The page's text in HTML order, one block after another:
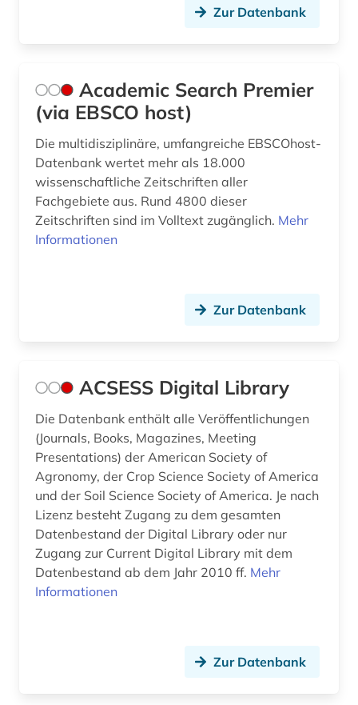
bodenschutz (6)
bodenschutzrecht (1)
bodenverschmutzung (1)
bodenökologie (1)
botanik (2)
bücher (1)
cd-rom (1)
chemie (51)
chemikalie (1)
chemikalien (2)
chemische industrie (2)
corporate social responsibility (1)
Zur Datenbank
Academic Search Premier
(via EBSCO host)
Die multidisziplinäre, umfangreiche EBSCOhost-
Datenbank wertet mehr als 18.000
wissenschaftliche Zeitschriften aller
Fachgebiete aus. Rund 4800 dieser
Zeitschriften sind im Volltext zugänglich. Mehr
Informationen
Zur Datenbank
ACSESS Digital Library
Die Datenbank enthält alle Veröffentlichungen
(Journals, Books, Magazines, Meeting
Presentations) der American Society of
Agronomy, der Crop Science Society of America
und der Soil Science Society of America. Je nach
Lizenz besteht Zugang zu dem gesamten
Datenbestand der Digital Library oder nur
Zugang zur Current Digital Library mit dem
Datenbestand ab dem Jahr 2010 ff. Mehr
Informationen
Zur Datenbank